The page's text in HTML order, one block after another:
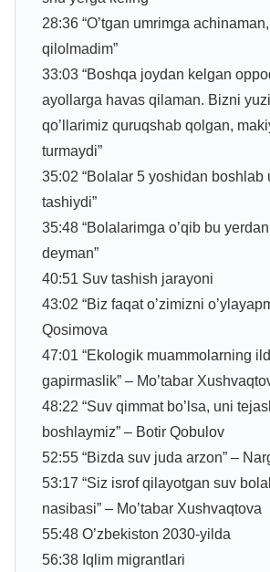
28:36 “O’tgan umrimga
qilolmadim”
33:03 “Boshqa joydan kelgan
ayollarga havas qilaman. Bizni
qo’llarimiz quruqshab qolgan,
turmaydi”
35:02 “Bolalar 5 yoshidan boshlab
tashiydi”
35:48 “Bolalarimga o’qib bu
deyman”
40:51 Suv tashish jarayoni
43:02 “Biz faqat o’zimizni
Qosimova
47:01 “Ekologik muammolarning
gapirmaslik” – Mo’tabar
48:22 “Suv qimmat bo’lsa, uni
boshlaymiz” – Botir Qobulov
52:55 “Bizda suv juda arzon” –
53:17 “Siz isrof qilayotgan suv
nasibasi” – Mo’tabar Xushvaqtova
55:48 O’zbekiston 2030-yilda
56:38 Iqlim migrantlari